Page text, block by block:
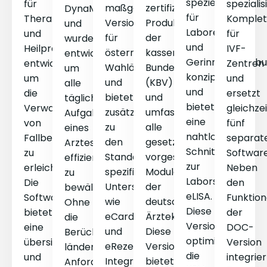
für
Therapeuten
und
Heilpraktiker
entwickelt,
um
die
Verwaltung
von
Fallbehandlungen
zu
erleichtern.
Die
Software
bietet
eine
übersichtliche
und
DynaMed®
und
wurde
entwickelt,
um
alle
täglichen
Aufgaben
eines
Arztes
effizient
zu
bewältigen.
Ohne
die
Berücksichtigung
länderspezifischer
Anforderungen
maßgeschneiderte
Version
für
österreichische
Wahlärzte
und
bietet
zusätzlich
zu
den
Standardfunktionen
spezifische
Unterstützung
wie
eCard-
und
eRezept-
Integration
zertifizierte
Produkt
der
kassenärztlichen
Bundesvereinigung
(KBV)
und
umfasst
alle
gesetzlich
vorgeschriebenen
Module
der
deutschen
Ärztekammer.
Diese
Version
bietet
für
Labore
und
konzipiert
und
bietet
eine
nahtlose
Schnittstelle
zur
Laborsoftware
eLISA.
Diese
Version
optimiert
die
für
IVF-
Zentren
und
ersetzt
fünf
Neben
den
der
DOC-
Version